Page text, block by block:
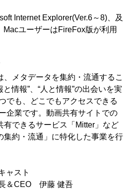
Internet Explorer(Ver.6～8)、及
MacユーザーはFireFox版が利用
メタデータを集約・流通するこ
と情報”、“人と情報”の出会いを実
でも、どこでもアクセスできる
企業です。動画共有サイトでの
有できるサービス「Mitter」など
集約・流通」に特化した事業を行
ャスト
＆CEO 伊藤 健吾